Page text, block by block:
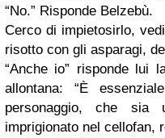
“No.” Risponde Belzebù.
Cerco di impietosirlo,
risotto con gli asparagi,
“Anche io” risponde lui
allontana: “È
personaggio, che sia
imprigionato nel cellofan,